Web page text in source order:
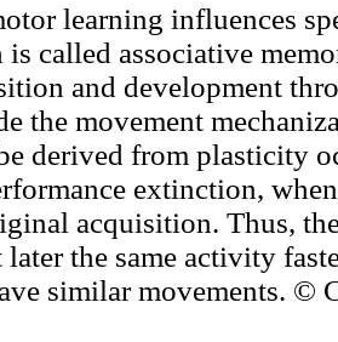
learning influences
called associative
and development
the movement
derived from plasticity
extinction,
acquisition. Thus,
later the same activity
similar movements. ©